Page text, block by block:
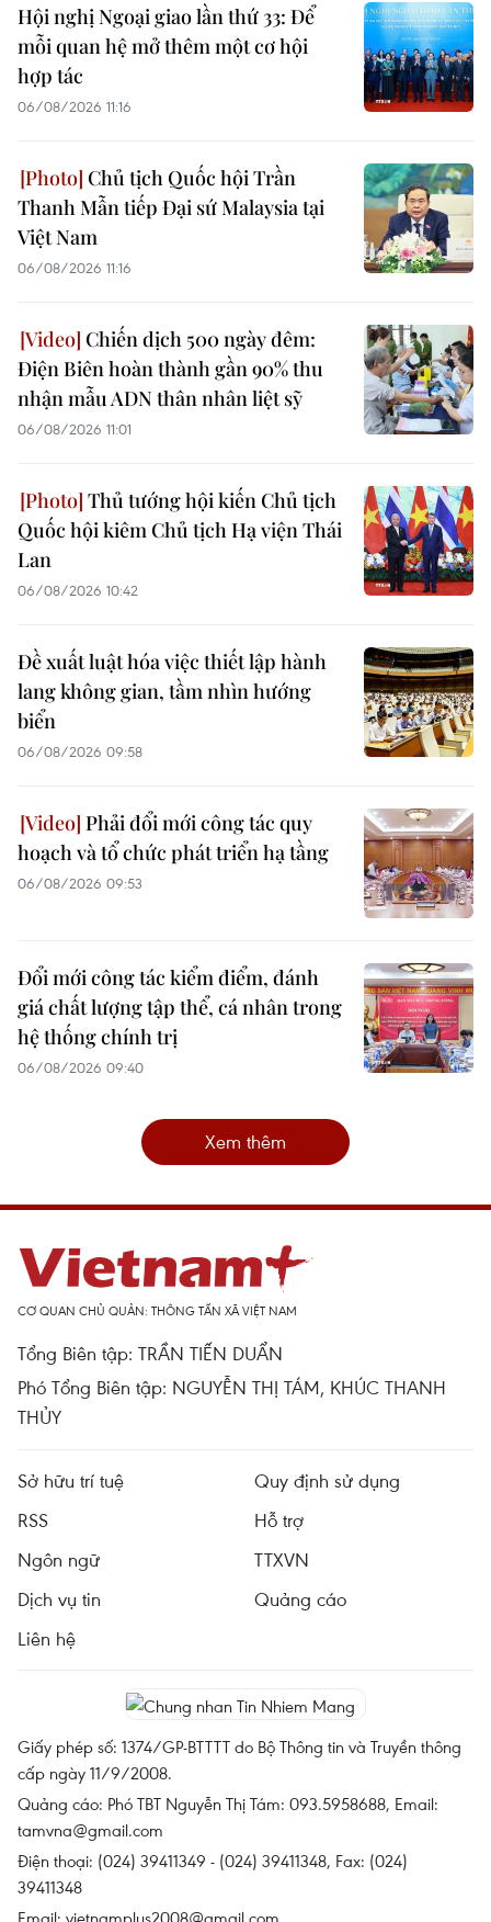
Hội nghị Ngoại giao lần thứ 33: Để
mỗi quan hệ mở thêm một cơ hội
hợp tác
06/08/2026 11:16
Chủ tịch Quốc hội Trần
Thanh Mẫn tiếp Đại sứ Malaysia tại
Việt Nam
06/08/2026 11:16
Chiến dịch 500 ngày đêm:
Điện Biên hoàn thành gần 90% thu
nhận mẫu ADN thân nhân liệt sỹ
06/08/2026 11:01
Thủ tướng hội kiến Chủ tịch
Quốc hội kiêm Chủ tịch Hạ viện Thái
Lan
06/08/2026 10:42
Đề xuất luật hóa việc thiết lập hành
lang không gian, tầm nhìn hướng
biển
06/08/2026 09:58
Phải đổi mới công tác quy
hoạch và tổ chức phát triển hạ tầng
06/08/2026 09:53
Đổi mới công tác kiểm điểm, đánh
giá chất lượng tập thể, cá nhân trong
hệ thống chính trị
06/08/2026 09:40
Xem thêm
CƠ QUAN CHỦ QUẢN: THÔNG TẤN XÃ VIỆT NAM
Tổng Biên tập: TRẦN TIẾN DUẨN
Phó Tổng Biên tập: NGUYỄN THỊ TÁM, KHÚC THANH
THỦY
Sở hữu trí tuệ
Quy định sử dụng
RSS
Hỗ trợ
Ngôn ngữ
TTXVN
Dịch vụ tin
Quảng cáo
Liên hệ
Giấy phép số: 1374/GP-BTTTT do Bộ Thông tin và Truyền thông
cấp ngày 11/9/2008.
Quảng cáo: Phó TBT Nguyễn Thị Tám: 093.5958688, Email:
tamvna@gmail.com
Điện thoại: (024) 39411349 - (024) 39411348, Fax: (024)
39411348
Email: vietnamplus2008@gmail.com